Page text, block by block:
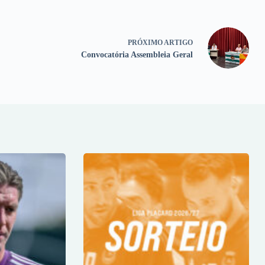
PRÓXIMO ARTIGO
Convocatória Assembleia Geral